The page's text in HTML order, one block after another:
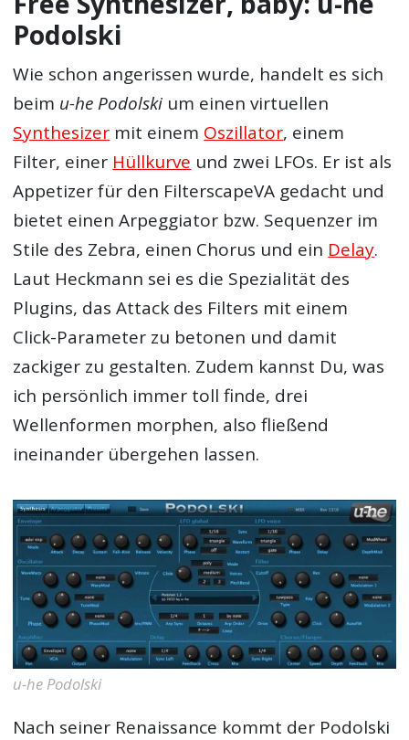
Podolski
Wie schon angerissen wurde, handelt es sich
beim u-he Podolski um einen virtuellen
Synthesizer mit einem Oszillator, einem
Filter, einer Hüllkurve und zwei LFOs. Er ist als
Appetizer für den FilterscapeVA gedacht und
bietet einen Arpeggiator bzw. Sequenzer im
Stile des Zebra, einen Chorus und ein Delay.
Laut Heckmann sei es die Spezialität des
Plugins, das Attack des Filters mit einem
Click-Parameter zu betonen und damit
zackiger zu gestalten. Zudem kannst Du, was
ich persönlich immer toll finde, drei
Wellenformen morphen, also fließend
ineinander übergehen lassen.
u-he Podolski
Nach seiner Renaissance kommt der Podolski